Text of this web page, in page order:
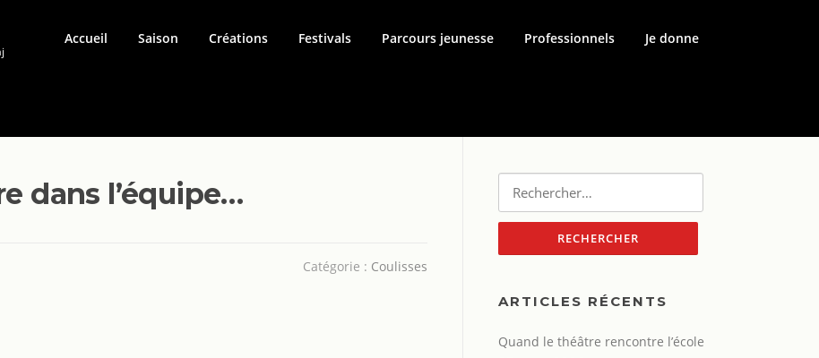
Accueil Saison Créations Festivals Parcours jeunesse Professionnels Je donne
dans l’équipe…
Catégorie : Coulisses
Rechercher :
ARTICLES RÉCENTS
Quand le théâtre rencontre l’école